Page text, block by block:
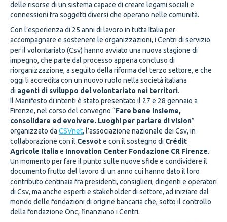
delle risorse di un sistema capace di creare legami sociali e
connessioni fra soggetti diversi che operano nelle comunità.
Con l’esperienza di 25 anni di lavoro in tutta Italia per
accompagnare e sostenere le organizzazioni, i Centri di servizio
per il volontariato (Csv) hanno avviato una nuova stagione di
impegno, che parte dal processo appena concluso di
riorganizzazione, a seguito della riforma del terzo settore, e che
oggi li accredita con un nuovo ruolo nella società italiana
di agenti di sviluppo del volontariato nei territori.
Il Manifesto di intenti è stato presentato il 27 e 28 gennaio a
Firenze, nel corso del convegno “Fare bene insieme,
consolidare ed evolvere. Luoghi per parlare di vision”
organizzato da CSVnet, l’associazione nazionale dei Csv, in
collaborazione con il Cesvote con il sostegno di Crédit
Agricole Italiae Innovation Center Fondazione CR Firenze.
Un momento per fare il punto sulle nuove sfide e condividere il
documento frutto del lavoro di un anno cui hanno dato il loro
contributo centinaia fra presidenti, consiglieri, dirigenti e operatori
di Csv, ma anche esperti e stakeholder di settore, ad iniziare dal
mondo delle fondazioni di origine bancaria che, sotto il controllo
della fondazione Onc, finanziano i Centri.